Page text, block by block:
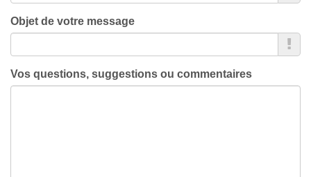
Objet de votre message
Vos questions, suggestions ou commentaires